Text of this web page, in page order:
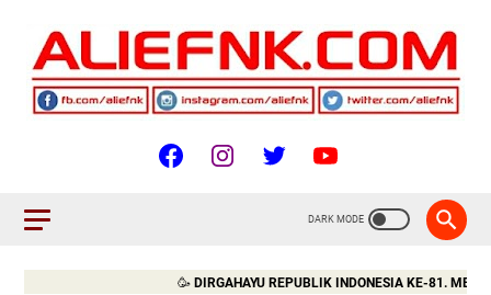
DIRGAHAYU REPUBLIK INDONESIA KE-81.